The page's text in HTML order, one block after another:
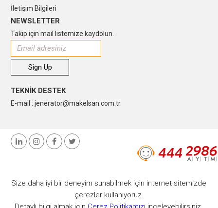
İletişim Bilgileri
NEWSLETTER
Takip için mail listemize kaydolun.
TEKNİK DESTEK
E-mail : jenerator@makelsan.com.tr
Size daha iyi bir deneyim sunabilmek için internet sitemizde
çerezler kullanıyoruz.